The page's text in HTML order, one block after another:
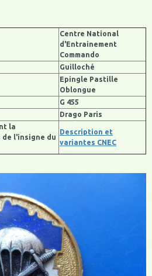
Centre National
d'Entrainement
Commando
Guilloché
Epingle Pastille
Oblongue
G 455
Drago Paris
la
l'insigne du
Description et
variantes CNEC